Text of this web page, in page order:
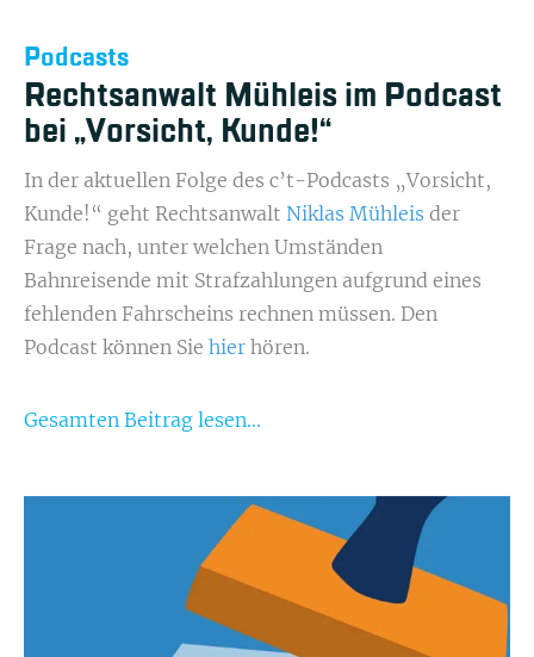
Podcasts
Rechtsanwalt Mühleis im Podcast
bei „Vorsicht, Kunde!“
In der aktuellen Folge des c’t-Podcasts „Vorsicht,
Kunde!“ geht Rechtsanwalt Niklas Mühleis der
Frage nach, unter welchen Umständen
Bahnreisende mit Strafzahlungen aufgrund eines
fehlenden Fahrscheins rechnen müssen. Den
Podcast können Sie hier hören.
Gesamten Beitrag lesen...